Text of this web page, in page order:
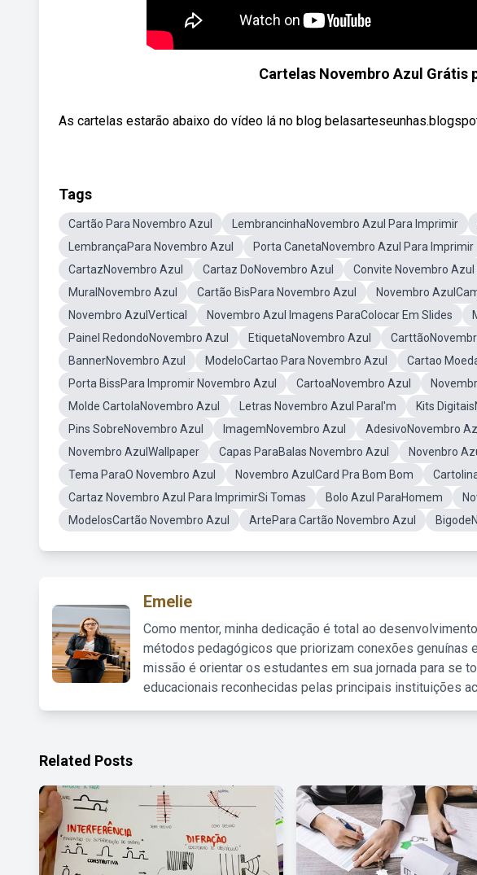
Cartelas Novembro Azul Grátis
As cartelas estarão abaixo do vídeo lá no blog
Tags
Cartão Para Novembro Azul LembrancinhaNovembro Azul Para Imprimir
LembrançaPara Novembro Azul
Porta CanetaNovembro Azul Para Imprimir
CartazNovembro Azul
Cartaz DoNovembro Azul Convite Novembro
MuralNovembro Azul
Cartão BisPara Novembro Azul Novembro
Novembro AzulVertical
Novembro Azul Imagens ParaColocar Em Slides
Painel RedondoNovembro Azul
EtiquetaNovembro Azul
BannerNovembro Azul
ModeloCartao Para Novembro Azul Cartao
Porta BissPara Impromir Novembro Azul
CartoaNovembro Azul
Molde CartolaNovembro Azul
Letras Novembro Azul ParaI'm Kits
Pins SobreNovembro Azul
ImagemNovembro Azul AdesivoNovembro
Novembro AzulWallpaper
Capas ParaBalas Novembro Azul Novenbro
Tema ParaO Novembro Azul
Novembro AzulCard Pra Bom Bom
Cartaz Novembro Azul Para ImprimirSi Tomas
Bolo Azul ParaHomem
ModelosCartão Novembro Azul
ArtePara Cartão Novembro Azul
Emelie
Como mentor, minha dedicação é total ao
métodos pedagógicos que priorizam conexões genuínas
missão é orientar os estudantes em sua jornada para se
educacionais reconhecidas pelas principais instituições
Related Posts